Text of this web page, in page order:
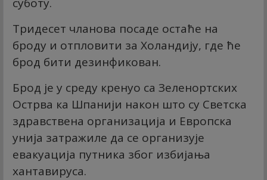
Тридесет чланова посаде остаће на
броду и отпловити за Холандију, где ће
брод бити дезинфикован.
Брод је у среду кренуо са Зеленортских
Острва ка Шпанији након што су Светска
здравствена организација и Европска
унија затражиле да се организује
евакуација путника због избијања
хантавируса.